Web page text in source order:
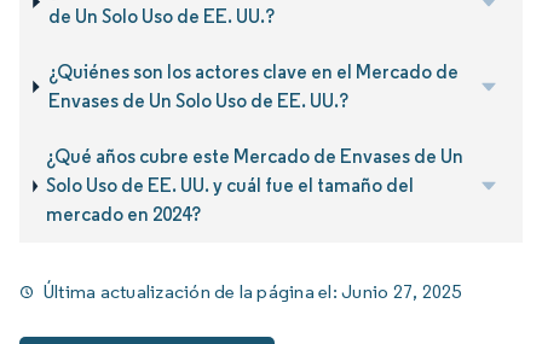
de Un Solo Uso de EE. UU.?
¿Quiénes son los actores clave en el Mercado de
Envases de Un Solo Uso de EE. UU.?
¿Qué años cubre este Mercado de Envases de Un
Solo Uso de EE. UU. y cuál fue el tamaño del
mercado en 2024?
Última actualización de la página el:Junio 27, 2025